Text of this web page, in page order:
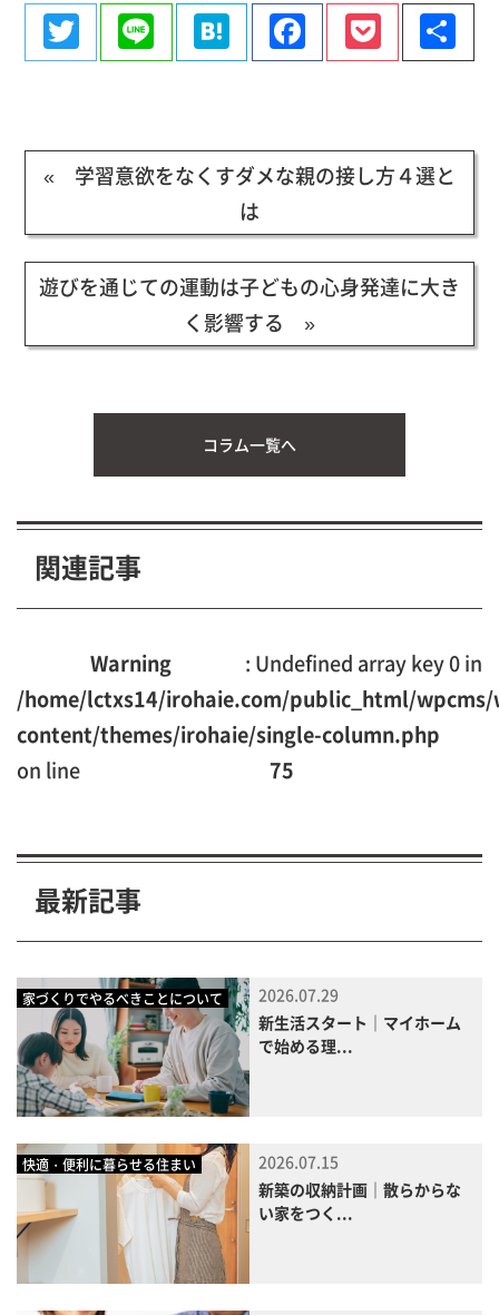
TwitterLine HatenaFacebook
Pocket
有
« 学習意欲をなくすダメな親の接し方４選と
は
遊びを通じての運動は子どもの心身発達に大き
く影響する »
コラム一覧へ
関連記事
Warning
: Undefined array key 0 in
/home/lctxs14/irohaie.com/public_html/
content/themes/irohaie/single-column.php
on line
75
最新記事
家づくりでやるべきことについて
2026.07.29
新生活スタート｜マイホーム
で始める理...
快適・便利に暮らせる住まい
2026.07.15
新築の収納計画｜散らからな
い家をつく...